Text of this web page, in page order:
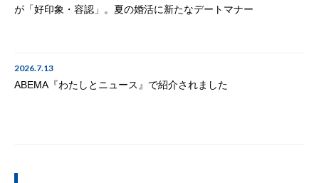
が「好印象・容認」。夏の婚活に新たなデートマナー
2026.7.13
ABEMA『わたしとニュース』で紹介されました